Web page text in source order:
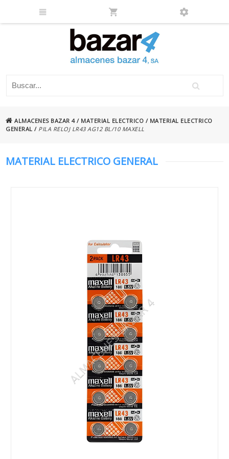
ALMACENES BAZAR 4/ MATERIAL ELECTRICO / MATERIAL ELECTRICO
GENERAL / PILA RELOJ LR43 AG12 BL/10 MAXELL
MATERIAL ELECTRICO GENERAL